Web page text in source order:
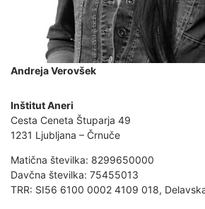
Andreja Verovšek
Inštitut Aneri
Cesta Ceneta Štuparja 49
1231 Ljubljana – Črnuče
Matična številka: 8299650000
Davčna številka: 75455013
TRR: SI56 6100 0002 4109 018,